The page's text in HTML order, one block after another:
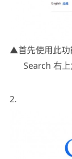
▲首先使用此功
Search 右
2.